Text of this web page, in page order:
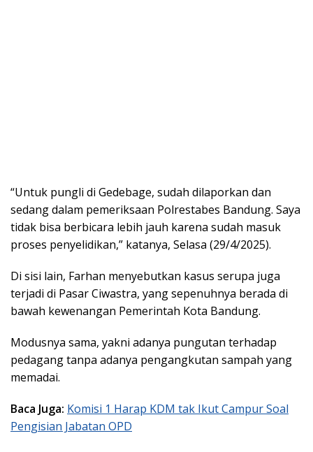
“Untuk pungli di Gedebage, sudah dilaporkan dan
sedang dalam pemeriksaan Polrestabes Bandung. Saya
tidak bisa berbicara lebih jauh karena sudah masuk
proses penyelidikan,” katanya, Selasa (29/4/2025).
Di sisi lain, Farhan menyebutkan kasus serupa juga
terjadi di Pasar Ciwastra, yang sepenuhnya berada di
bawah kewenangan Pemerintah Kota Bandung.
Modusnya sama, yakni adanya pungutan terhadap
pedagang tanpa adanya pengangkutan sampah yang
memadai.
Baca Juga: Komisi 1 Harap KDM tak Ikut Campur Soal
Pengisian Jabatan OPD